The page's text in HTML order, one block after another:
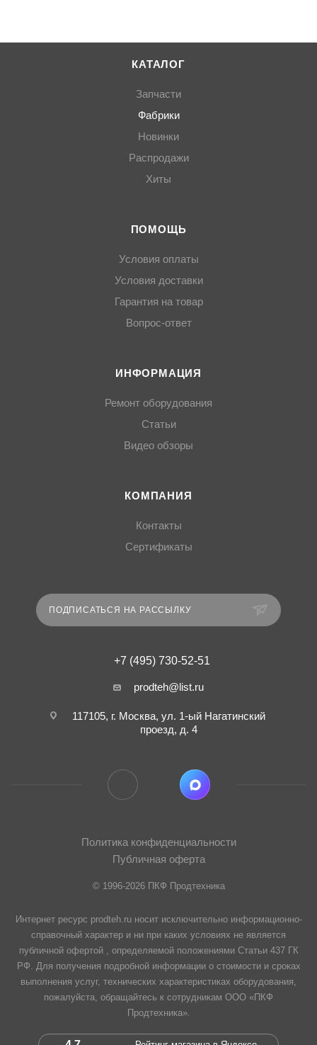
КАТАЛОГ
Запчасти
Фабрики
Новинки
Распродажи
Хиты
ПОМОЩЬ
Условия оплаты
Условия доставки
Гарантия на товар
Вопрос-ответ
ИНФОРМАЦИЯ
Ремонт оборудования
Статьи
Видео обзоры
КОМПАНИЯ
Контакты
Сертификаты
ПОДПИСАТЬСЯ НА РАССЫЛКУ
+7 (495) 730-52-51
prodteh@list.ru
117105, г. Москва, ул. 1-ый Нагатинский
проезд, д. 4
Политика конфиденциальности
Публичная оферта
© 1996-2026 ПКФ Продтехника
Интернет ресурс prodteh.ru носит исключительно информационно-
справочный характер и ни при каких условиях не является
публичной офертой , определяемой положениями Статьи 437 ГК
РФ. Для получения подробной информации о стоимости и сроках
выполнения услуг, технических характеристиках оборудования,
пожалуйста, обращайтесь к сотрудникам ООО «ПКФ
Продтехника».